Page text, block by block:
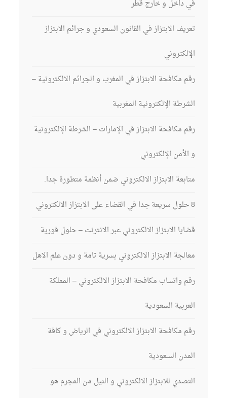
في داخل و خارج قطر
تعريف الابتزاز في القانون السعودي و جرائم الابتزاز
الإلكتروني
رقم مكافحة الابتزاز في المغرب و الجرائم الالكترونية –
الشرطة الإلكترونية المغربية
رقم مكافحة الابتزاز في الإمارات – الشرطة الإلكترونية
و الأمن الإلكتروني
متابعة الابتزاز الالكتروني ضمن أنظمة متطورة جدا.
8 حلول سريعة جدا في القضاء على الابتزاز الالكتروني
قضايا الابتزاز الالكتروني عبر الانترنت – حلول فورية
معالجة الابتزاز الالكتروني بسرية تامة و دون علم الاهل
رقم واتساب مكافحة الابتزاز الالكتروني – المملكة
العربية السعودية
رقم مكافحة الابتزاز الالكتروني في الرياض و كافة
المدن السعودية
التصدي للابتزاز الالكتروني و النيل من المجرم هو